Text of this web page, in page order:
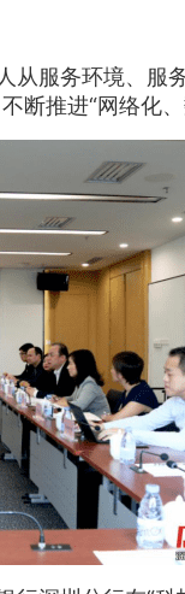
服务环境、服
断推进“网络化